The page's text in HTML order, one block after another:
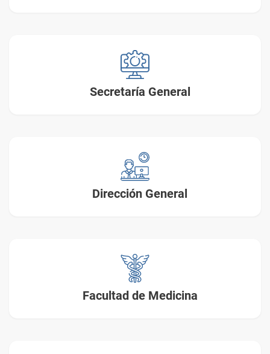
Secretaría General
Dirección General
Facultad de Medicina